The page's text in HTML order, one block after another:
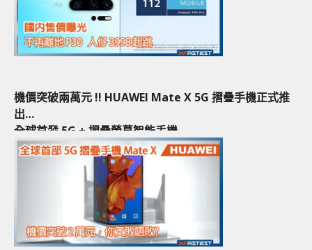
機價突破兩萬元 !! HUAWEI Mate X 5G 摺疊手機正式推
出
全球首發 5G + 摺疊螢幕智能手機